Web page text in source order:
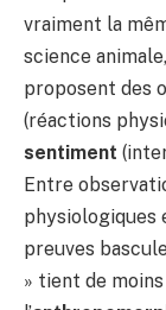
vraiment la
science
proposent des
(réactions
sentiment
Entre
physiologiques
preuves
» tient de